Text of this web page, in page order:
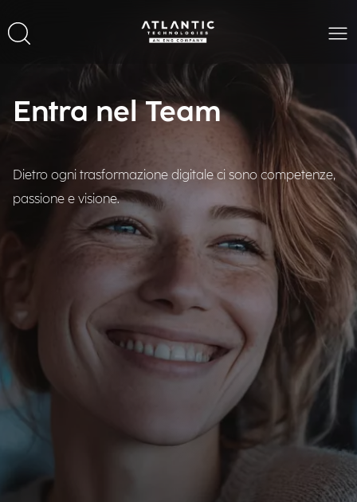
Entra nel Team
Dietro ogni trasformazione digitale ci sono competenze,
passione e visione.